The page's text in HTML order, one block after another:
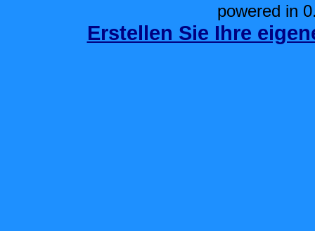
powered in
Erstellen Sie Ihre